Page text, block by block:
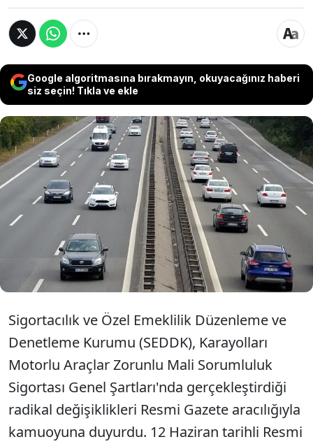
Google algoritmasına bırakmayın, okuyacağınız haberi
siz seçin! Tıkla ve ekle
Araç sahiplerinin uzun süredir beklediği
düzenleme nihayet hayata geçiyor. Zorunlu trafik
sigortası genel şartlarında yapılan köklü
değişiklikle birlikte, kaza sonrası süreçler hem
hızlanacak hem de hak sahiplerinin mağduriyeti
en aza inecek. 1 Temmuz 2026 itibarıyla trafik
sigortasında yepyeni bir sayfa açılıyor.
Sigortacılık ve Özel Emeklilik Düzenleme ve
Denetleme Kurumu (SEDDK), Karayolları
Motorlu Araçlar Zorunlu Mali Sorumluluk
Sigortası Genel Şartları'nda gerçekleştirdiği
radikal değişiklikleri Resmi Gazete aracılığıyla
kamuoyuna duyurdu. 12 Haziran tarihli Resmi